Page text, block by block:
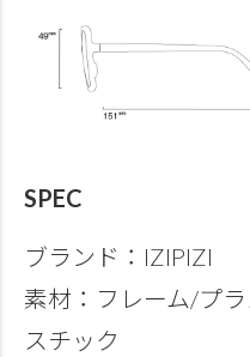
SPEC
ブランド：IZIPIZI
素材：フレーム/プ
スチック